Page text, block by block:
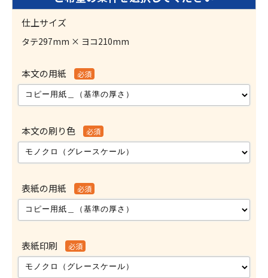
仕上サイズ
タテ297mm × ヨコ210mm
本文の用紙 必須
本文の刷り色 必須
表紙の用紙 必須
表紙印刷 必須